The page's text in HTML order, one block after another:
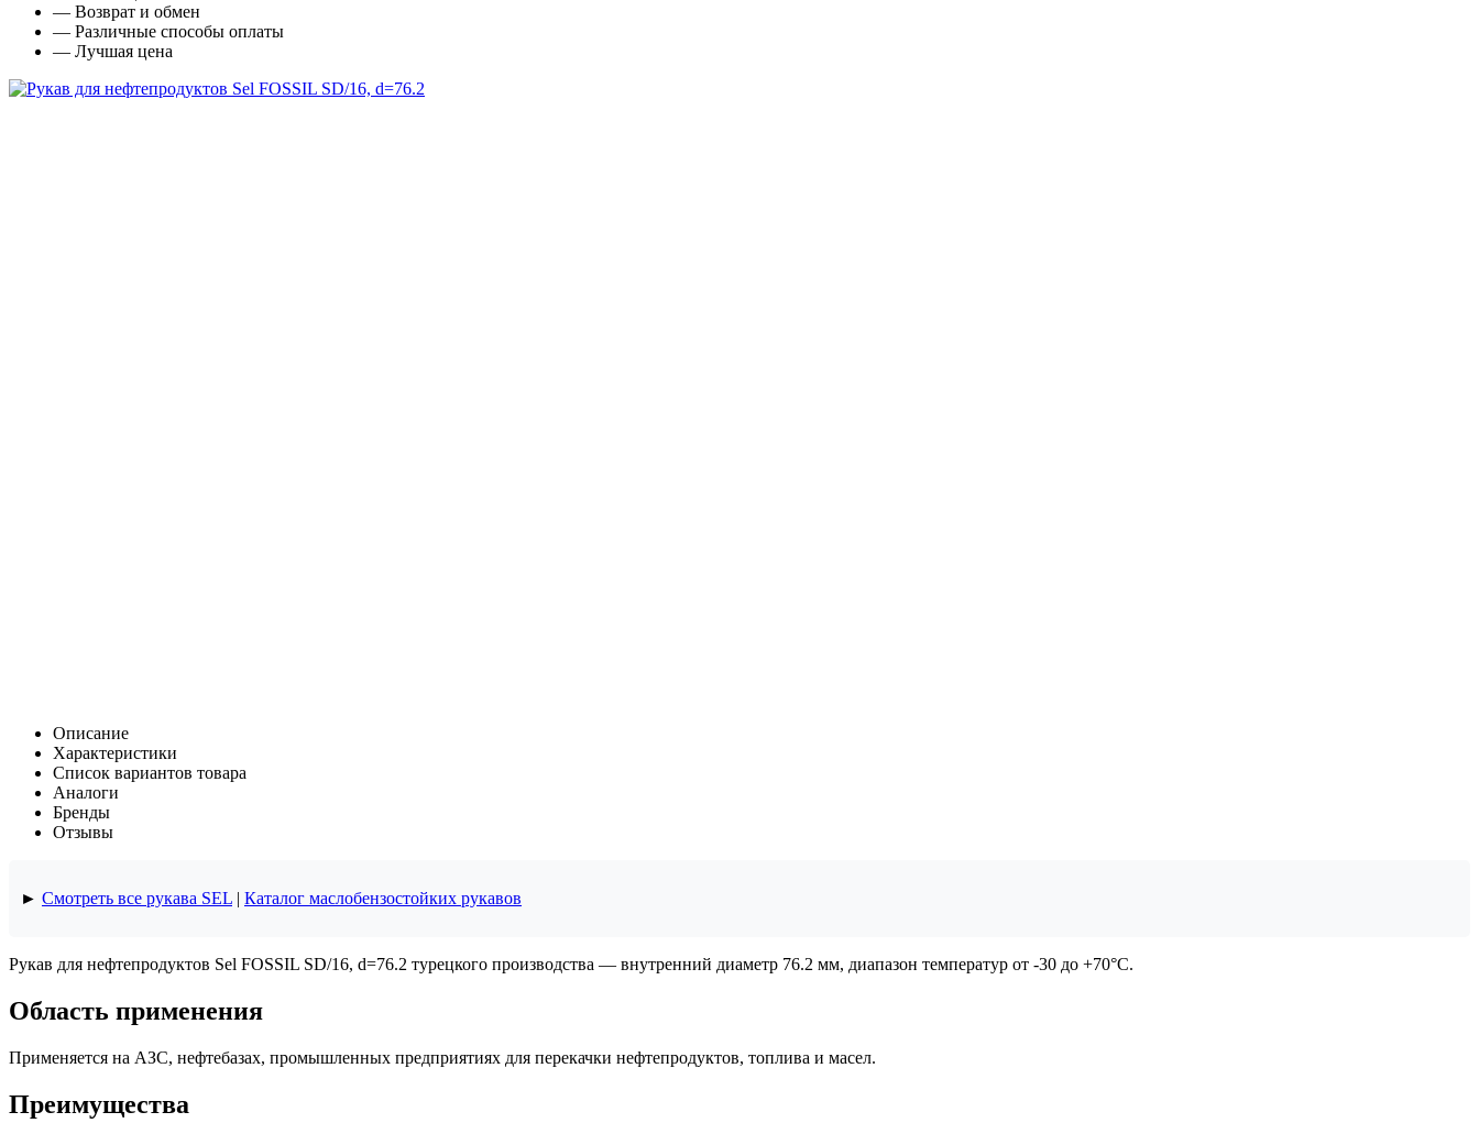
— Возврат и обмен
— Различные способы оплаты
— Лучшая цена
Описание
Характеристики
Список вариантов товара
Аналоги
Бренды
Отзывы
► Смотреть все рукава SEL | Каталог маслобензостойких рукавов
Рукав для нефтепродуктов Sel FOSSIL SD/16, d=76.2 турецкого производства — внутренний диаметр 76.2 мм, диапазон температур от -30 до +70°C.
Область применения
Применяется на АЗС, нефтебазах, промышленных предприятиях для перекачки нефтепродуктов, топлива и масел.
Преимущества